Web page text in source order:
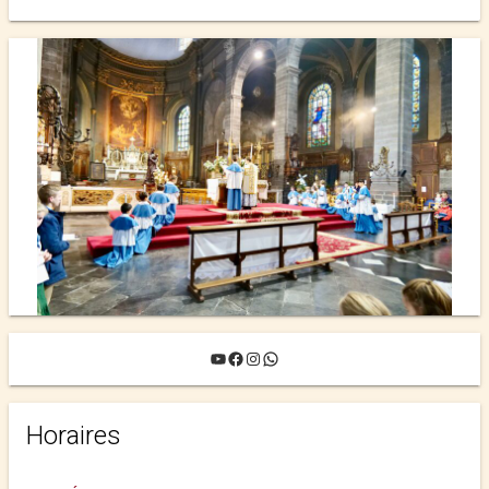
YouTube
Facebook
Instagram
WhatsApp
Horaires